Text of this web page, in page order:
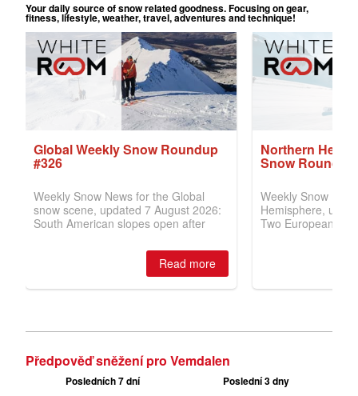
Předpověď sněžení pro Vemdalen
Posledních 7 dní Poslední 3 dny